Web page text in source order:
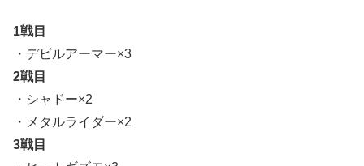
1戦目
・デビルアーマー×3
2戦目
・シャドー×2
・メタルライダー×2
3戦目